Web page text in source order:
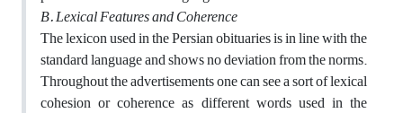
B.Lexical Features and Coherence
The lexicon used in the Persian obituaries is in line with the
standard language and shows no deviation from the norms.
Throughout the advertisements one can see a sort of lexical
cohesion or coherence as different words used in the